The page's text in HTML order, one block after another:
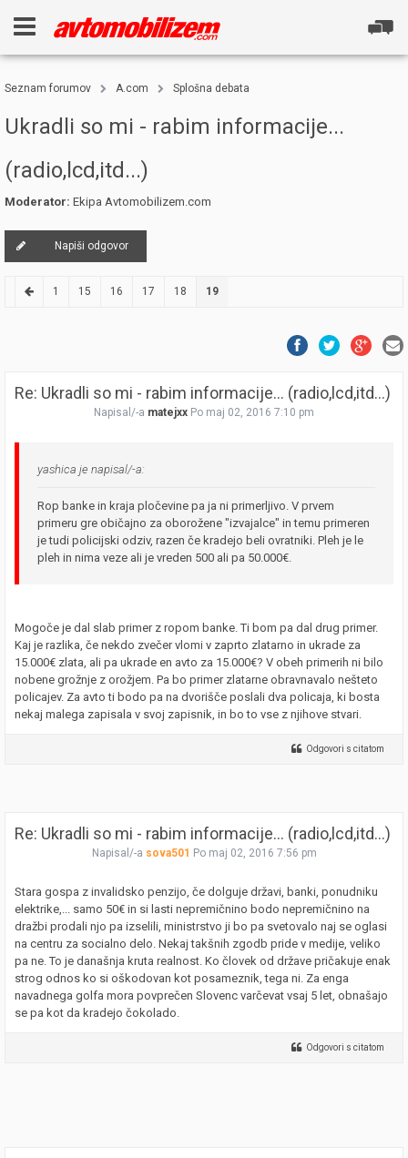
Seznam forumov A.com Splošna debata
Ukradli so mi - rabim informacije...
(radio,lcd,itd...)
Moderator: Ekipa Avtomobilizem.com
Napiši odgovor
1 15 16 17 18 19
Re: Ukradli so mi - rabim informacije... (radio,lcd,itd...)
Napisal/-a matejxx Po maj 02, 2016 7:10 pm
yashica je napisal/-a:
Rop banke in kraja pločevine pa ja ni primerljivo. V prvem
primeru gre običajno za oborožene "izvajalce" in temu primeren
je tudi policijski odziv, razen če kradejo beli ovratniki. Pleh je le
pleh in nima veze ali je vreden 500 ali pa 50.000€.
Mogoče je dal slab primer z ropom banke. Ti bom pa dal drug primer.
Kaj je razlika, če nekdo zvečer vlomi v zaprto zlatarno in ukrade za
15.000€ zlata, ali pa ukrade en avto za 15.000€? V obeh primerih ni bilo
nobene grožnje z orožjem. Pa bo primer zlatarne obravnavalo nešteto
policajev. Za avto ti bodo pa na dvorišče poslali dva policaja, ki bosta
nekaj malega zapisala v svoj zapisnik, in bo to vse z njihove stvari.
Odgovori s citatom
Re: Ukradli so mi - rabim informacije... (radio,lcd,itd...)
Napisal/-a sova501 Po maj 02, 2016 7:56 pm
Stara gospa z invalidsko penzijo, če dolguje državi, banki, ponudniku
elektrike,... samo 50€ in si lasti nepremičnino bodo nepremičnino na
dražbi prodali njo pa izselili, ministrstvo ji bo pa svetovalo naj se oglasi
na centru za socialno delo. Nekaj takšnih zgodb pride v medije, veliko
pa ne. To je današnja kruta realnost. Ko človek od države pričakuje enak
strog odnos ko si oškodovan kot posameznik, tega ni. Za enga
navadnega golfa mora povprečen Slovenc varčevat vsaj 5 let, obnašajo
se pa kot da kradejo čokolado.
Odgovori s citatom